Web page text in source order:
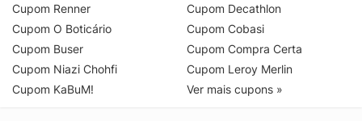
Cupom Renner
Cupom O Boticário
Cupom Buser
Cupom Niazi Chohfi
Cupom KaBuM!
Cupom Decathlon
Cupom Cobasi
Cupom Compra Certa
Cupom Leroy Merlin
Ver mais cupons »